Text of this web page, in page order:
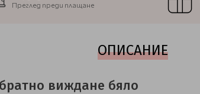
Преглед преди плащане
ОПИСАНИЕ
виждане бяло